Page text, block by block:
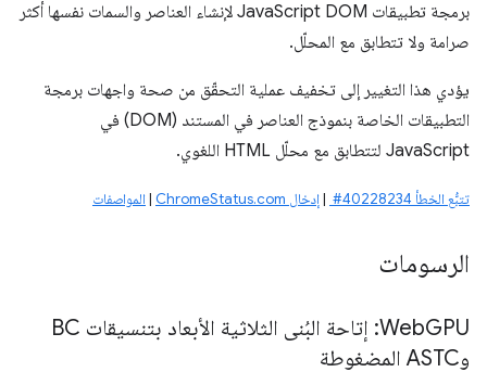
برمجة تطبيقات JavaScript DOM لإنشاء العناصر والسمات نفسها أكثر
صرامة ولا تتطابق مع المحلّل.
يؤدي هذا التغيير إلى تخفيف عملية التحقّق من صحة واجهات برمجة
التطبيقات الخاصة بنموذج العناصر في المستند (DOM) في
JavaScript لتتطابق مع محلّل HTML اللغوي.
تتبُّع الخطأ ‎ #40228234 |إدخال ChromeStatus.com |المواصفات
الرسومات
‫Web
GPU: إتاحة البُنى الثلاثية الأبعاد بتنسيقات BC
وASTC المضغوطة